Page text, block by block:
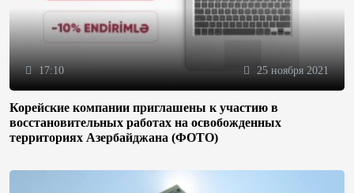
17:10 25 ноября 2021
Корейские компании приглашены к участию в
восстановительных работах на освобожденных
территориях Азербайджана (ФОТО)